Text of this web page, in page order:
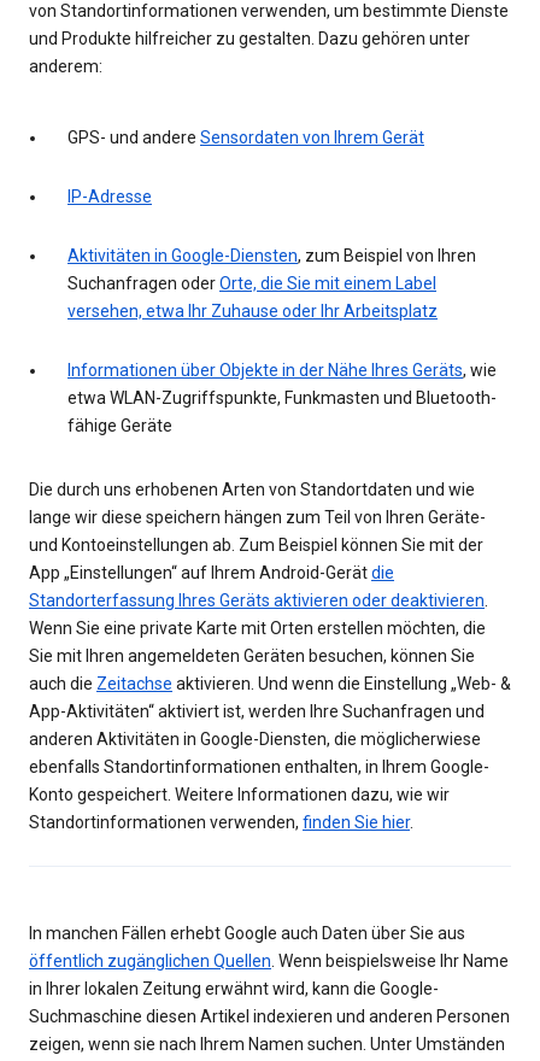
von Standortinformationen verwenden, um bestimmte Dienste
und Produkte hilfreicher zu gestalten. Dazu gehören unter
anderem:
GPS- und andere Sensordaten von Ihrem Gerät
IP-Adresse
Aktivitäten in Google-Diensten, zum Beispiel von Ihren
Suchanfragen oderOrte, die Sie mit einem Label
versehen, etwa Ihr Zuhause oder Ihr Arbeitsplatz
Informationen über Objekte in der Nähe Ihres Geräts, wie
etwa WLAN-Zugriffspunkte, Funkmasten und Bluetooth-
fähige Geräte
Die durch uns erhobenen Arten von Standortdaten und wie
lange wir diese speichern hängen zum Teil von Ihren Geräte-
und Kontoeinstellungen ab. Zum Beispiel können Sie mit der
App „Einstellungen“ auf Ihrem Android-Gerätdie
Standorterfassung Ihres Geräts aktivieren oder deaktivieren.
Wenn Sie eine private Karte mit Orten erstellen möchten, die
Sie mit Ihren angemeldeten Geräten besuchen, können Sie
auch die Zeitachse aktivieren. Und wenn die Einstellung „Web- &
App-Aktivitäten“ aktiviert ist, werden Ihre Suchanfragen und
anderen Aktivitäten in Google-Diensten, die möglicherwiese
ebenfalls Standortinformationen enthalten, in Ihrem Google-
Konto gespeichert. Weitere Informationen dazu, wie wir
Standortinformationen verwenden, finden Sie hier.
In manchen Fällen erhebt Google auch Daten über Sie aus
öffentlich zugänglichen Quellen. Wenn beispielsweise Ihr Name
in Ihrer lokalen Zeitung erwähnt wird, kann die Google-
Suchmaschine diesen Artikel indexieren und anderen Personen
zeigen, wenn sie nach Ihrem Namen suchen. Unter Umständen